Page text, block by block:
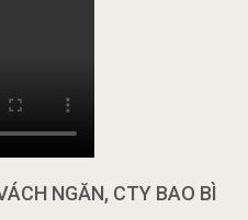
NGĂN, CTY BAO BÌ